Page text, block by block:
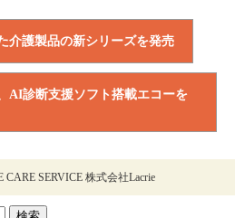
介護製品の新シリーズを発売
AI診断支援ソフト搭載エコーを
CARE SERVICE 株式会社Lacrie